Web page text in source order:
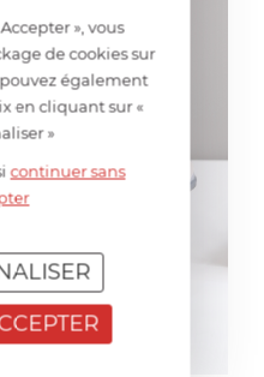
», vous
de cookies sur
également
en cliquant sur «
»
continuer sans